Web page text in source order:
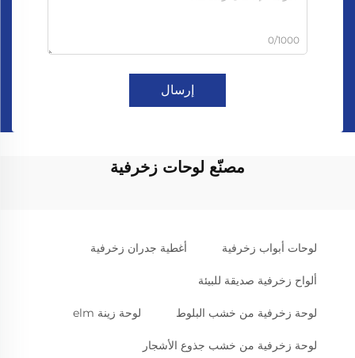
0/1000
إرسال
مصنّع لوحات زخرفية
لوحات أبواب زخرفية أغطية جدران زخرفية
ألواح زخرفية صديقة للبيئة
لوحة زخرفية من خشب البلوط لوحة زينة elm
لوحة زخرفية من خشب جذوع الأشجار